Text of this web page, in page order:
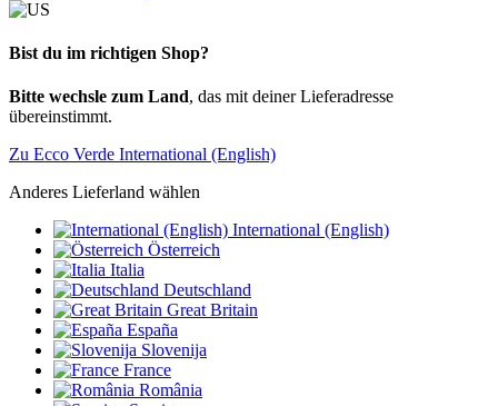
Bist du im richtigen Shop?
Bitte wechsle zum Land, das mit deiner Lieferadresse
übereinstimmt.
Zu Ecco Verde International (English)
Anderes Lieferland wählen
International (English)
Österreich
Italia
Deutschland
Great Britain
España
Slovenija
France
România